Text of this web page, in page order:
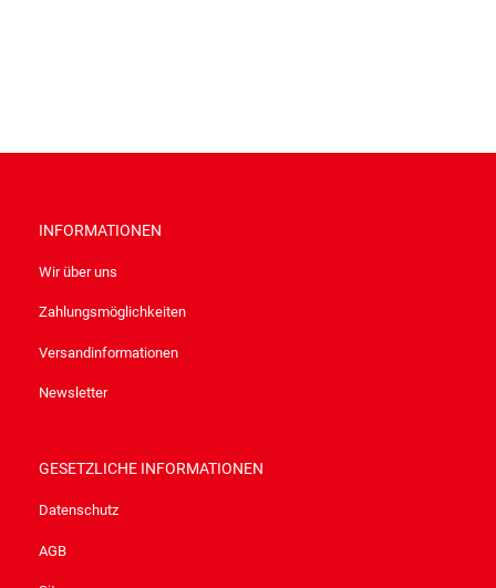
INFORMATIONEN
Wir über uns
Zahlungsmöglichkeiten
Versandinformationen
Newsletter
GESETZLICHE INFORMATIONEN
Datenschutz
AGB